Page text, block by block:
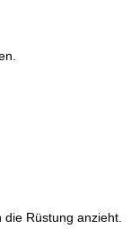
Rüstung anzieht.